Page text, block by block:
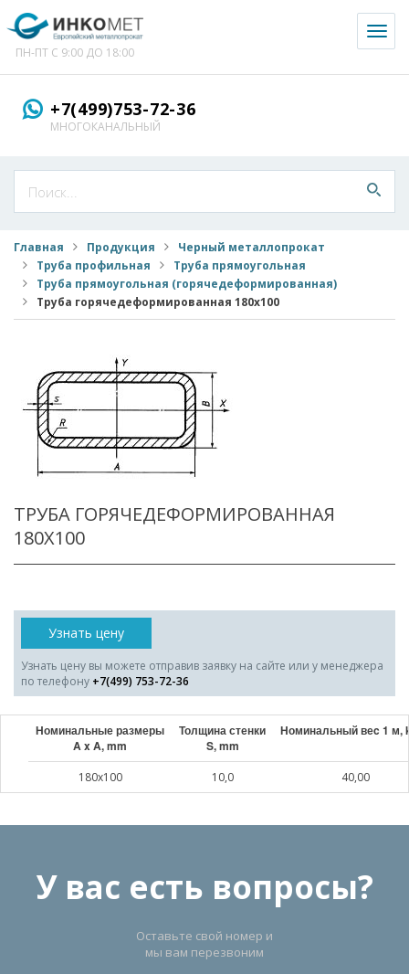
ПН-ПТ С 9:00 ДО 18:00
+7(499)753-72-36
МНОГОКАНАЛЬНЫЙ
Главная Продукция
Черный металлопрокат
Труба профильная
Труба прямоугольная
Труба прямоугольная (горячедеформированная)
Труба горячедеформированная 180x100
ТРУБА ГОРЯЧЕДЕФОРМИРОВАННАЯ
180X100
Узнать цену
Узнать цену вы можете отправив заявку на сайте или у менеджера
по телефону +7(499) 753-72-36
Номинальные размеры
A x A, mm
Толщина стенки
S, mm
Номинальный веc 1 м,
180x100 10,0 40,00
У вас есть вопросы?
Оставьте свой номер и
мы вам перезвоним